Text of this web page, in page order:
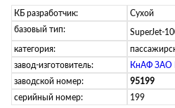
КБ разработчик:
Сухой
базовый тип:
SuperJet-
категория:
завод-изготовитель:
КнАФ ЗАО
заводской номер:
95199
серийный номер:
199